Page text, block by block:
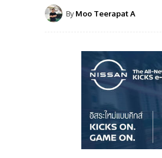
By Moo Teerapat A